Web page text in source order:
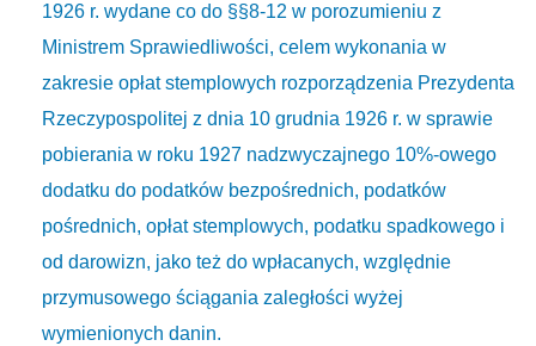
1926 r. wydane co do §§8-12 w porozumieniu z
Ministrem Sprawiedliwości, celem wykonania w
zakresie opłat stemplowych rozporządzenia Prezydenta
Rzeczypospolitej z dnia 10 grudnia 1926 r. w sprawie
pobierania w roku 1927 nadzwyczajnego 10%-owego
dodatku do podatków bezpośrednich, podatków
pośrednich, opłat stemplowych, podatku spadkowego i
od darowizn, jako też do wpłacanych, względnie
przymusowego ściągania zaległości wyżej
wymienionych danin.